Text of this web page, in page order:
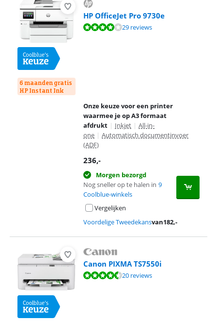
6 maanden gratis
HP Instant Ink
HP OfficeJet Pro 9730e
Beoordeling is 8,2 van de 10, gebaseerd op 29 reviews.
29 reviews
Onze keuze voor een printer
waarmee je op A3 formaat
afdrukt | Inkjet | All-in-
one | Automatisch documentinvoer
(ADF)
236,-
Morgen bezorgd
Nog sneller op te halen in 9
Coolblue-winkels
Vergelijken
Voordelige Tweedekansvan182,-
Canon PIXMA TS7550i
Beoordeling is 8,6 van de 10, gebaseerd op 20 reviews.
20 reviews